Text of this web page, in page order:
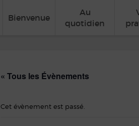
Bienvenue
Au
quotidien
« Tous les Évènements
Cet évènement est passé.